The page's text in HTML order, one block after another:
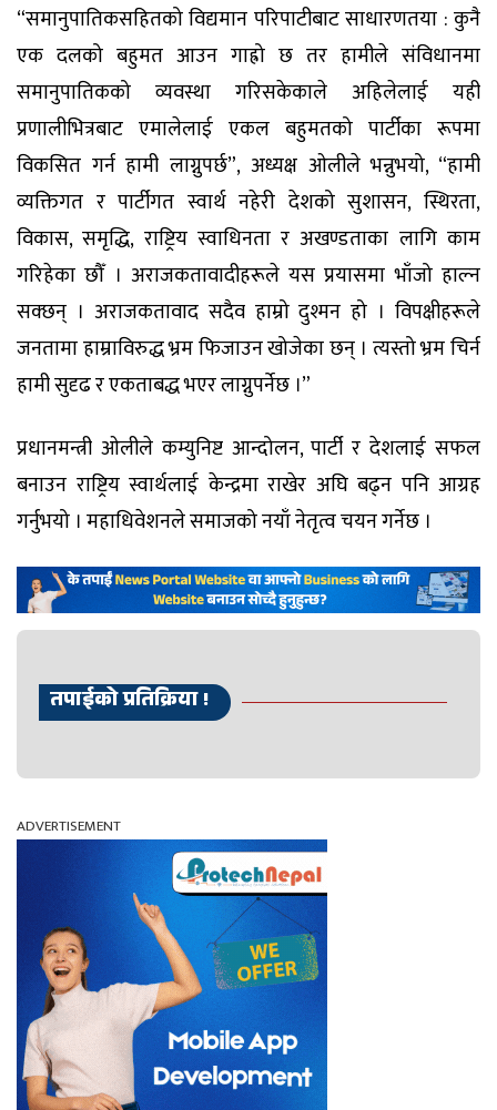
“समानुपातिकसहितको विद्यमान परिपाटीबाट साधारणतया : कुनै
एक दलको बहुमत आउन गाह्रो छ तर हामीले संविधानमा
समानुपातिकको व्यवस्था गरिसकेकाले अहिलेलाई यही
प्रणालीभित्रबाट एमालेलाई एकल बहुमतको पार्टीका रूपमा
विकसित गर्न हामी लाग्नुपर्छ”, अध्यक्ष ओलीले भन्नुभयो, “हामी
व्यक्तिगत र पार्टीगत स्वार्थ नहेरी देशको सुशासन, स्थिरता,
विकास, समृद्धि, राष्ट्रिय स्वाधिनता र अखण्डताका लागि काम
गरिहेका छौँ । अराजकतावादीहरूले यस प्रयासमा भाँजो हाल्न
सक्छन् । अराजकतावाद सदैव हाम्रो दुश्मन हो । विपक्षीहरूले
जनतामा हाम्राविरुद्ध भ्रम फिजाउन खोजेका छन् । त्यस्तो भ्रम चिर्न
हामी सुदृढ र एकताबद्ध भएर लाग्नुपर्नेछ ।”
प्रधानमन्त्री ओलीले कम्युनिष्ट आन्दोलन, पार्टी र देशलाई सफल
बनाउन राष्ट्रिय स्वार्थलाई केन्द्रमा राखेर अघि बढ्न पनि आग्रह
गर्नुभयो । महाधिवेशनले समाजको नयाँ नेतृत्व चयन गर्नेछ ।
तपाईको प्रतिक्रिया !
ADVERTISEMENT